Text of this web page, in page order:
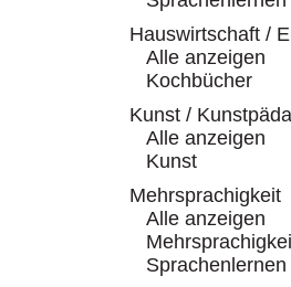
Hauswirtschaft /
Alle anzeigen
Kochbücher
Kunst /
Alle anzeigen
Kunst
Mehrsprachigkeit
Alle anzeigen
Sprachenlernen